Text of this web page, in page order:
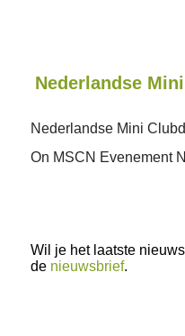
Nederlandse
Nederlandse Mini
On MSCN Evenement
Wil je het laatste
de nieuwsbrief.